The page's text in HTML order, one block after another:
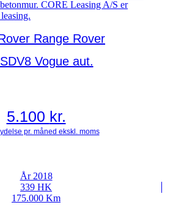
Range Rover
Vogue aut.
5.100 kr.
År 2018
339 HK
175.000 Km